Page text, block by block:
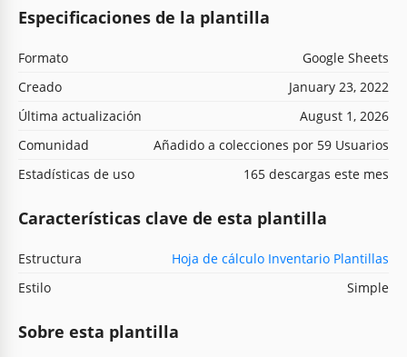
Especificaciones de la plantilla
Formato
Google Sheets
Creado
January 23, 2022
Última actualización
August 1, 2026
Comunidad
Añadido a colecciones por 59 Usuarios
Estadísticas de uso
165 descargas este mes
Características clave de esta plantilla
Estructura
Hoja de cálculo Inventario Plantillas
Estilo
Simple
Sobre esta plantilla